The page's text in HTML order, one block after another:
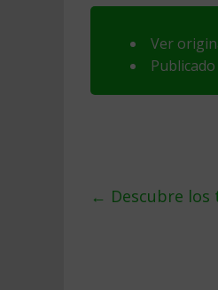
Ver
Publicado
← Descubre